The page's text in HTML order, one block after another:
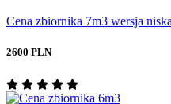
Cena zbiornika 7m3 wersja niska
2600 PLN